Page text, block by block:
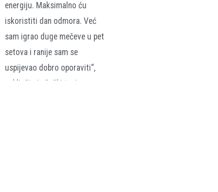
energiju. Maksimalno ću
iskoristiti dan odmora. Već
sam igrao duge mečeve u pet
setova i ranije sam se
uspijevao dobro oporaviti“,
zaključio je češki teniser.